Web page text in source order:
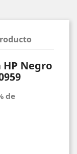
HP Negro
de